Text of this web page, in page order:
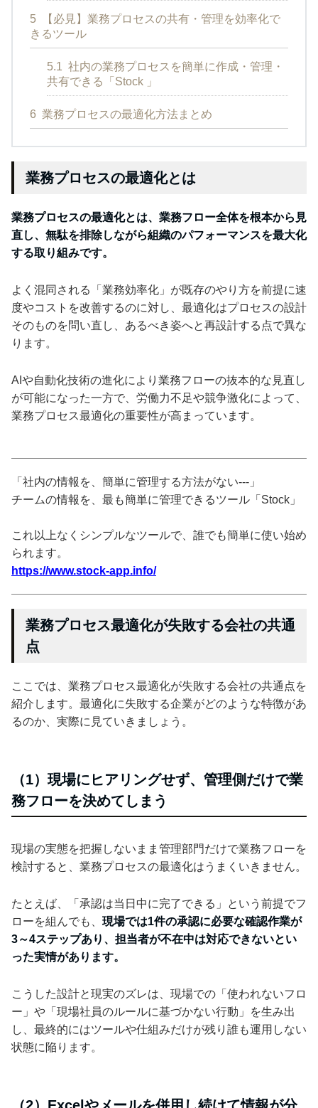
5
【必見】業務プロセスの共有・管理を効率化で
きるツール
5.1 社内の業務プロセスを簡単に作成・管理・
共有できる「Stock 」
6 業務プロセスの最適化方法まとめ
業務プロセスの最適化とは
業務プロセスの最適化とは、業務フロー全体を根本から見
直し、無駄を排除しながら組織のパフォーマンスを最大化
する取り組みです。
よく混同される「業務効率化」が既存のやり方を前提に速
度やコストを改善するのに対し、最適化はプロセスの設計
そのものを問い直し、あるべき姿へと再設計する点で異な
ります。
AIや自動化技術の進化により業務フローの抜本的な見直し
が可能になった一方で、労働力不足や競争激化によって、
業務プロセス最適化の重要性が高まっています。
「社内の情報を、簡単に管理する方法がない---」
チームの情報を、最も簡単に管理できるツール「Stock」
これ以上なくシンプルなツールで、誰でも簡単に使い始め
られます。
https://www.stock-app.info/
業務プロセス最適化が失敗する会社の共通
点
ここでは、業務プロセス最適化が失敗する会社の共通点を
紹介します。最適化に失敗する企業がどのような特徴があ
るのか、実際に見ていきましょう。
（1）現場にヒアリングせず、管理側だけで業
務フローを決めてしまう
現場の実態を把握しないまま管理部門だけで業務フローを
検討すると、業務プロセスの最適化はうまくいきません。
たとえば、「承認は当日中に完了できる」という前提でフ
ローを組んでも、 現場では1件の承認に必要な確認作業が
3～4ステップあり、担当者が不在中は対応できないとい
った実情があります。
こうした設計と現実のズレは、現場での「使われないフロ
ー」や「現場社員のルールに基づかない行動」を生み出
し、最終的にはツールや仕組みだけが残り誰も運用しない
状態に陥ります。